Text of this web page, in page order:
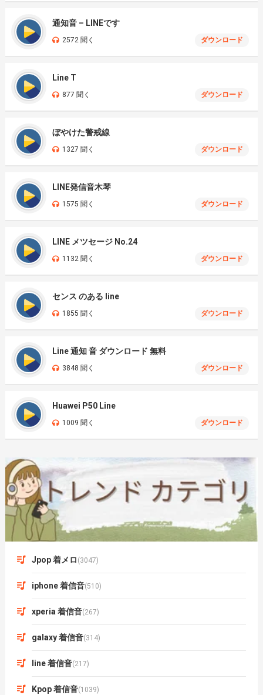
通知音 – LINEです
2572 聞く ダウンロード
Line T
877 聞く ダウンロード
ぼやけた警戒線
1327 聞く ダウンロード
LINE発信音木琴
1575 聞く ダウンロード
LINE メツセージ No.24
1132 聞く ダウンロード
センス のある line
1855 聞く ダウンロード
Line 通知 音 ダウンロード 無料
3848 聞く ダウンロード
Huawei P50 Line
1009 聞く ダウンロード
Jpop 着メロ (3047)
iphone 着信音(510)
xperia 着信音(267)
galaxy 着信音(314)
line 着信音(217)
Kpop 着信音(1039)